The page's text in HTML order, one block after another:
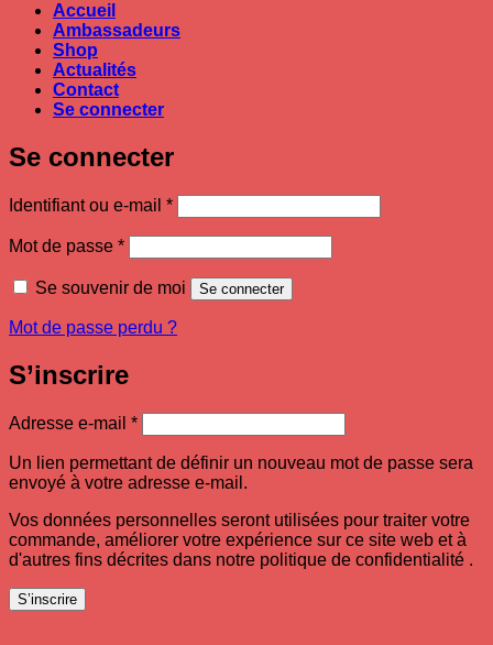
Accueil
Ambassadeurs
Shop
Actualités
Contact
Se connecter
Se connecter
Identifiant ou e-mail *Obligatoire
Mot de passe *Obligatoire
Se souvenir de moi Se connecter
Mot de passe perdu ?
S’inscrire
Adresse e-mail *Obligatoire
Un lien permettant de définir un nouveau mot de passe sera
envoyé à votre adresse e-mail.
Vos données personnelles seront utilisées pour traiter votre
commande, améliorer votre expérience sur ce site web et à
d'autres fins décrites dans notre politique de confidentialité .
S’inscrire